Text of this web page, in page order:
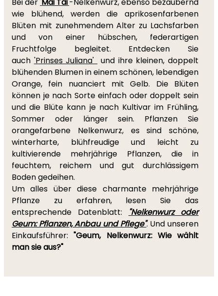
wie blühend, werden die aprikosenfarbenen
Blüten mit zunehmendem Alter zu Lachsfarben
und von einer hübschen, federartigen
Fruchtfolge begleitet. Entdecken Sie
auch 'Prinses Juliana'
und ihre kleinen, doppelt
blühenden Blumen in einem schönen, lebendigen
Orange, fein nuanciert mit Gelb. Die Blüten
können je nach Sorte einfach oder doppelt sein
und die Blüte kann je nach Kultivar im Frühling,
Sommer oder länger sein. Pflanzen Sie
orangefarbene Nelkenwurz, es sind schöne,
winterharte, blühfreudige und leicht zu
kultivierende mehrjährige Pflanzen, die in
feuchtem, reichem und gut durchlässigem
Boden gedeihen.
Um alles über diese charmante mehrjährige
Pflanze zu erfahren, lesen Sie das
entsprechende Datenblatt:
"Nelkenwurz oder
Geum: Pflanzen, Anbau und Pflege". Und unseren
Einkaufsführer:"Geum, Nelkenwurz: Wie wählt
man sie aus?"